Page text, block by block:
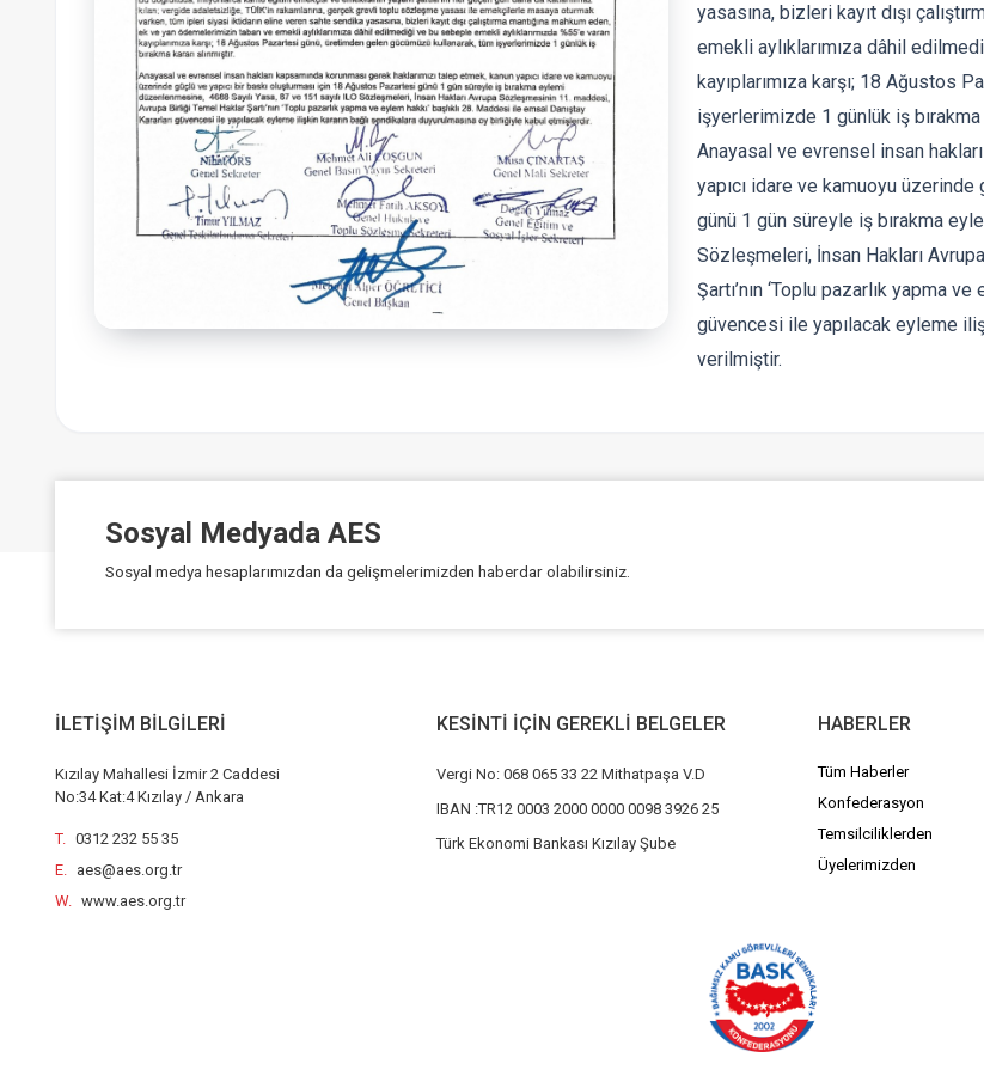
yasasına, bizleri kayıt dışı
emekli aylıklarımıza dâhil
kayıplarımıza karşı; 18 Ağustos
işyerlerimizde 1 günlük iş bırakma
Anayasal ve evrensel insan
yapıcı idare ve kamuoyu
günü 1 gün süreyle iş bırakma
Sözleşmeleri, İnsan Hakları
Şartı’nın ‘Toplu pazarlık yapma
güvencesi ile yapılacak eyleme
verilmiştir.
Sosyal Medyada AES
Sosyal medya hesaplarımızdan da gelişmelerimizden haberdar olabilirsiniz.
İLETİŞİM BİLGİLERİ
Kızılay Mahallesi İzmir 2 Caddesi
No:34 Kat:4 Kızılay / Ankara
T. 0312 232 55 35
E.
aes@aes.org.tr
W. www.aes.org.tr
KESİNTİ İÇİN GEREKLİ BELGELER
Vergi No: 068 065 33 22 Mithatpaşa V.D
IBAN :TR12 0003 2000 0000 0098 3926 25
Türk Ekonomi Bankası Kızılay Şube
HABERLER
Tüm Haberler
Konfederasyon
Temsilciliklerden
Üyelerimizden